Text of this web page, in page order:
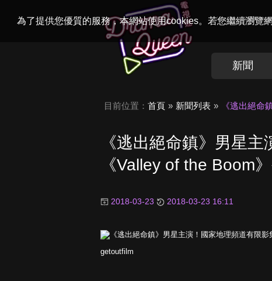
為了提供您優質的服務，本網站使用cookies。若您繼續瀏覽
Welcome to
新聞
目前位置： 首頁 新聞列表 《逃出絕命
《逃出絕命鎮》男星
《Valley of the Boom
2018-03-23 2018-03-23 16:11
getoutfilm